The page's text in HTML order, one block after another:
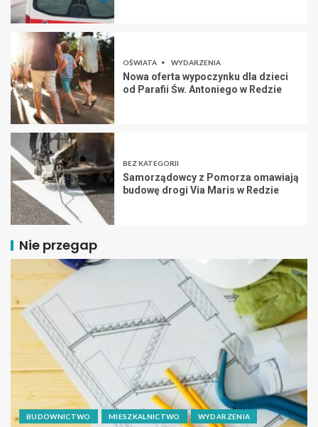
OŚWIATA WYDARZENIA
Nowa oferta wypoczynku dla dzieci
od Parafii Św. Antoniego w Redzie
BEZ KATEGORII
Samorządowcy z Pomorza omawiają
budowę drogi Via Maris w Redzie
Nie przegap
BUDOWNICTWO MIESZKALNICTWO WYDARZENIA